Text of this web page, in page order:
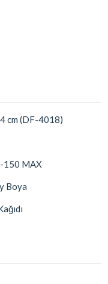
cm (DF-4018)
150 MAX
Boya